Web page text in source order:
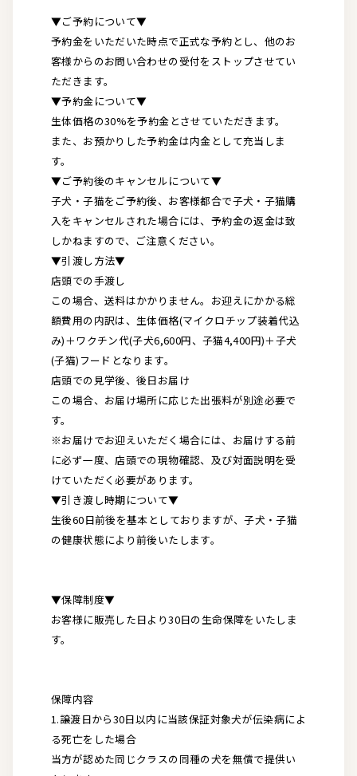
▼ご予約について▼
予約金をいただいた時点で正式な予約とし、他のお
客様からのお問い合わせの受付をストップさせてい
ただきます。
▼予約金について▼
生体価格の30%を予約金とさせていただきます。
また、お預かりした予約金は内金として充当しま
す。
▼ご予約後のキャンセルについて▼
子犬・子猫をご予約後、お客様都合で子犬・子猫購
入をキャンセルされた場合には、予約金の返金は致
しかねますので、ご注意ください。
▼引渡し方法▼
店頭での手渡し
この場合、送料はかかりません。お迎えにかかる総
額費用の内訳は、生体価格(マイクロチップ装着代込
み)＋ワクチン代(子犬6,600円、子猫4,400円)＋子犬
(子猫)フードとなります。
店頭での見学後、後日お届け
この場合、お届け場所に応じた出張料が別途必要で
す。
※お届けでお迎えいただく場合には、お届けする前
に必ず一度、店頭での現物確認、及び対面説明を受
けていただく必要があります。
▼引き渡し時期について▼
生後60日前後を基本としておりますが、子犬・子猫
の健康状態により前後いたします。
▼保障制度▼
お客様に販売した日より30日の生命保障をいたしま
す。
保障内容
1.譲渡日から30日以内に当該保証対象犬が伝染病によ
る死亡をした場合
当方が認めた同じクラスの同種の犬を無償で提供い